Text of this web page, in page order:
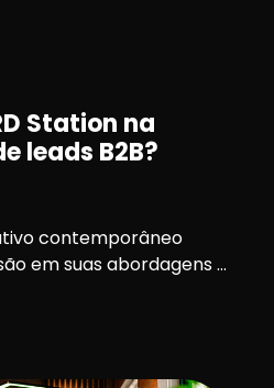
Station na
leads B2B?
contemporâneo
em suas abordagens ...